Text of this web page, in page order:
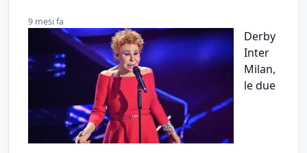
9 mesi fa
Derby
Inter
Milan,
le due